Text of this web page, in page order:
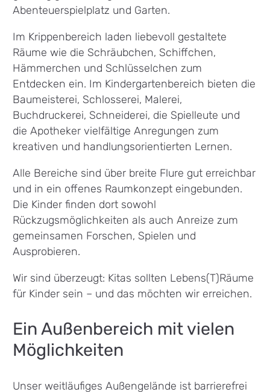
Abenteuerspielplatz und Garten.
Im Krippenbereich laden liebevoll gestaltete
Räume wie die Schräubchen, Schiffchen,
Hämmerchen und Schlüsselchen zum
Entdecken ein. Im Kindergartenbereich bieten die
Baumeisterei, Schlosserei, Malerei,
Buchdruckerei, Schneiderei, die Spielleute und
die Apotheker vielfältige Anregungen zum
kreativen und handlungsorientierten Lernen.
Alle Bereiche sind über breite Flure gut erreichbar
und in ein offenes Raumkonzept eingebunden.
Die Kinder finden dort sowohl
Rückzugsmöglichkeiten als auch Anreize zum
gemeinsamen Forschen, Spielen und
Ausprobieren.
Wir sind überzeugt: Kitas sollten Lebens(T)Räume
für Kinder sein – und das möchten wir erreichen.
Ein Außenbereich mit vielen
Möglichkeiten
Unser weitläufiges Außengelände ist barrierefrei